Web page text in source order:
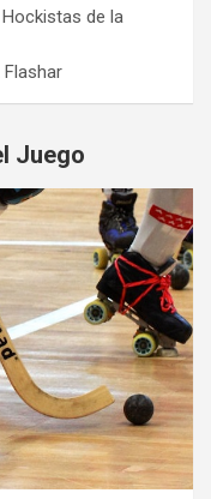
de la
Flashar
Juego